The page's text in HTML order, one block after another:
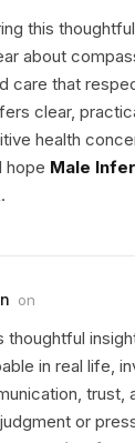
this
about
care that
clear,
health
hope Male
.
on
thoughtful
in real life,
trust,
or